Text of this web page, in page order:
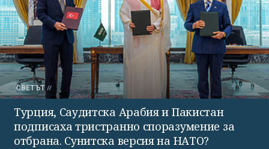
СВЕТЪТ
Турция, Саудитска Арабия и Пакистан
подписаха тристранно споразумение за
отбрана. Сунитска версия на НАТО?